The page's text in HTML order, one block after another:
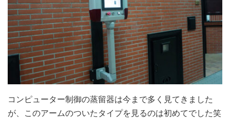
コンピューター制御の蒸留器は今まで多く見てきました
が、このアームのついたタイプを見るのは初めてでした笑